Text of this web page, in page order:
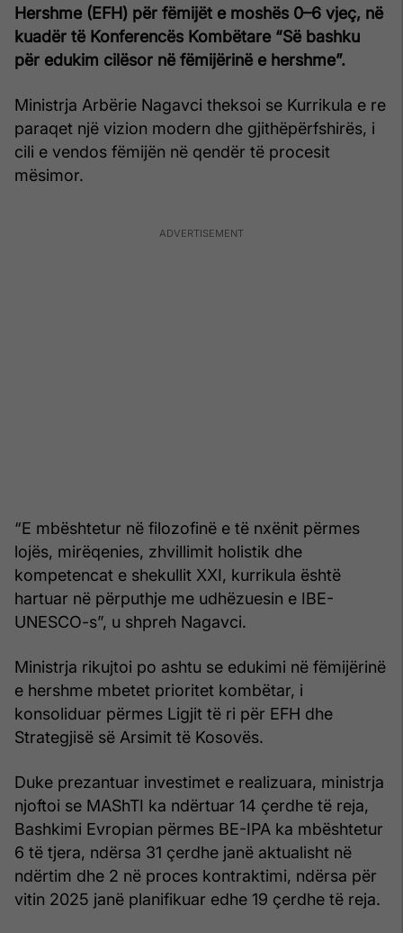
Hershme (EFH) për fëmijët e moshës 0–6 vjeç, në
kuadër të Konferencës Kombëtare “Së bashku
për edukim cilësor në fëmijërinë e hershme”.
Ministrja Arbërie Nagavci theksoi se Kurrikula e re
paraqet një vizion modern dhe gjithëpërfshirës, i
cili e vendos fëmijën në qendër të procesit
mësimor.
“E mbështetur në filozofinë e të nxënit përmes
lojës, mirëqenies, zhvillimit holistik dhe
kompetencat e shekullit XXI, kurrikula është
hartuar në përputhje me udhëzuesin e IBE-
UNESCO-s”, u shpreh Nagavci.
Ministrja rikujtoi po ashtu se edukimi në fëmijërinë
e hershme mbetet prioritet kombëtar, i
konsoliduar përmes Ligjit të ri për EFH dhe
Strategjisë së Arsimit të Kosovës.
Duke prezantuar investimet e realizuara, ministrja
njoftoi se MAShTI ka ndërtuar 14 çerdhe të reja,
Bashkimi Evropian përmes BE-IPA ka mbështetur
6 të tjera, ndërsa 31 çerdhe janë aktualisht në
ndërtim dhe 2 në proces kontraktimi, ndërsa për
vitin 2025 janë planifikuar edhe 19 çerdhe të reja.